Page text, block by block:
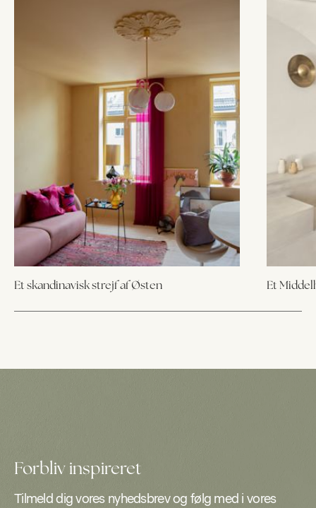
Et skandinavisk strejf af Østen Et
Forbliv inspireret
Tilmeld dig vores nyhedsbrev og følg med i vores